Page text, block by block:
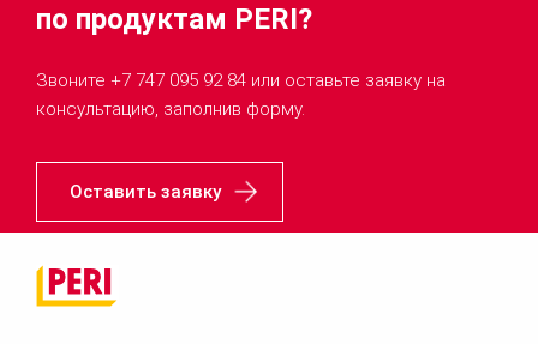
по продуктам PERI?
Звоните +7 747 095 92 84 или оставьте заявку на
консультацию, заполнив форму.
Оставить заявку